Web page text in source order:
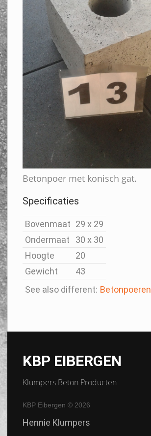
Betonpoer met konisch gat.
Specificaties
Bovenmaat 29 x 29
Ondermaat
30 x 30
Hoogte
20
Gewicht
43
See also different: Betonpoeren
KBP EIBERGEN
Klumpers Beton Producten
KBP Eibergen © 2026
Hennie Klumpers